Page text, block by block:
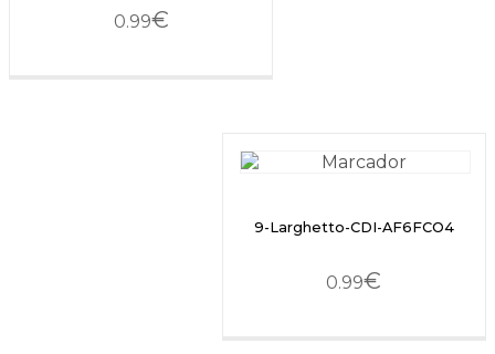
0.99€
9-Larghetto-CDI-AF6FCO4
0.99€